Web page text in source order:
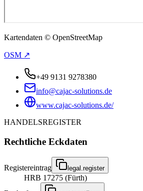
Kartendaten © OpenStreetMap
OSM ↗
+49 9131 9278380
info@cajac-solutions.de
www.cajac-solutions.de/
HANDELSREGISTER
Rechtliche Eckdaten
Registereintrag legal.register
HRB 17275 (Fürth)